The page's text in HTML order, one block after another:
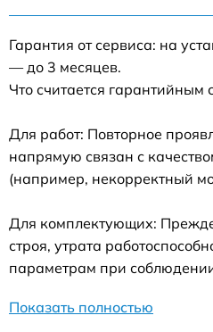
Гарантия от сервиса: на
— до 3 месяцев.
Что считается гарантийным
Для работ: Повторное
напрямую связан с
(например, некорректный
Для комплектующих:
строя, утрата
параметрам при
Показать полностью